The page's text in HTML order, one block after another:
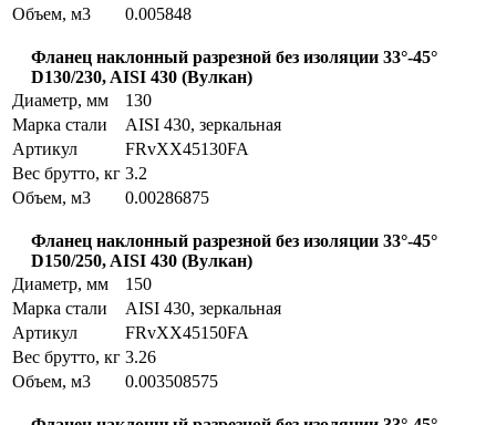
Объем, м3
0.005848
Фланец наклонный разрезной без изоляции 33°-45°
D130/230, AISI 430 (Вулкан)
Диаметр, мм
130
Марка стали
AISI 430, зеркальная
Артикул
FRvXX45130FA
Вес брутто, кг 3.2
Объем, м3
0.00286875
Фланец наклонный разрезной без изоляции 33°-45°
D150/250, AISI 430 (Вулкан)
Диаметр, мм
150
Марка стали
AISI 430, зеркальная
Артикул
FRvXX45150FA
Вес брутто, кг 3.26
Объем, м3
0.003508575